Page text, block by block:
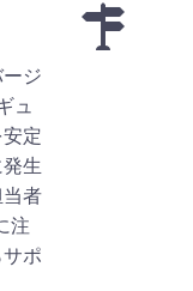
ジ
ュ
定
生
者
注
ポ

